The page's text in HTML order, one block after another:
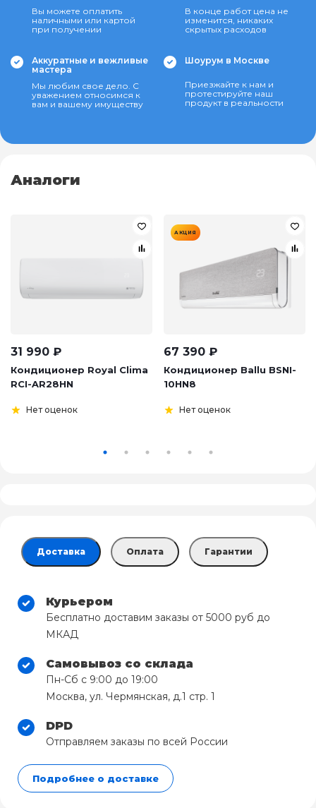
Вы можете оплатить
наличными или картой
при получении
В конце работ цена не
изменится, никаких
скрытых расходов
Аккуратные и вежливые
мастера
Мы любим свое дело. С
уважением относимся к
вам и вашему имуществу
Шоурум в Москве
Приезжайте к нам и
протестируйте наш
продукт в реальности
Аналоги
31 990 ₽
Кондиционер Royal Clima
RCI-AR28HN
Нет оценок
АКЦИЯ
67 390 ₽
Кондиционер Ballu BSNI-
10HN8
Нет оценок
Доставка Оплата Гарантии
Курьером
Бесплатно доставим заказы от 5000 руб до
МКАД
Самовывоз со склада
Пн-Сб с 9:00 до 19:00
Москва, ул. Чермянская, д.1 стр. 1
DPD
Отправляем заказы по всей России
Подробнее о доставке